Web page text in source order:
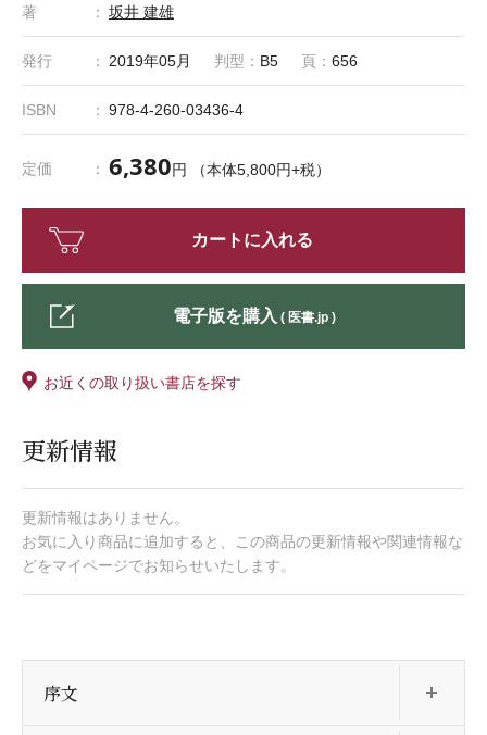
著 坂井 建雄
発行 2019年05月 判型： B5 頁： 656
ISBN 978-4-260-03436-4
定価 6,380円 （本体5,800円+税）
カートに入れる
電子版を購入 ( 医書.jp )
お近くの取り扱い書店を探す
更新情報
更新情報はありません。
お気に入り商品に追加すると、この商品の更新情報や関連情報な
どをマイページでお知らせいたします。
序文